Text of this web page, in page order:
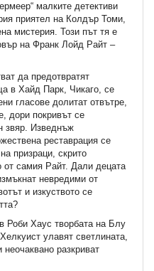
малките детективи
приятел на Колдър Томи,
мистерия. Този път тя е
на Франк Лойд Райт –
да предотвратят
в Хайд Парк, Чикаго, се
гласове долитат отвътре,
дори покривът се
звяр. Изведнъж
реставрация се
призраци, скрито
от самия Райт. Дали децата
невредими от
и изкуството се
Роби Хаус творбата на Блу
улавят светлината,
разкриват